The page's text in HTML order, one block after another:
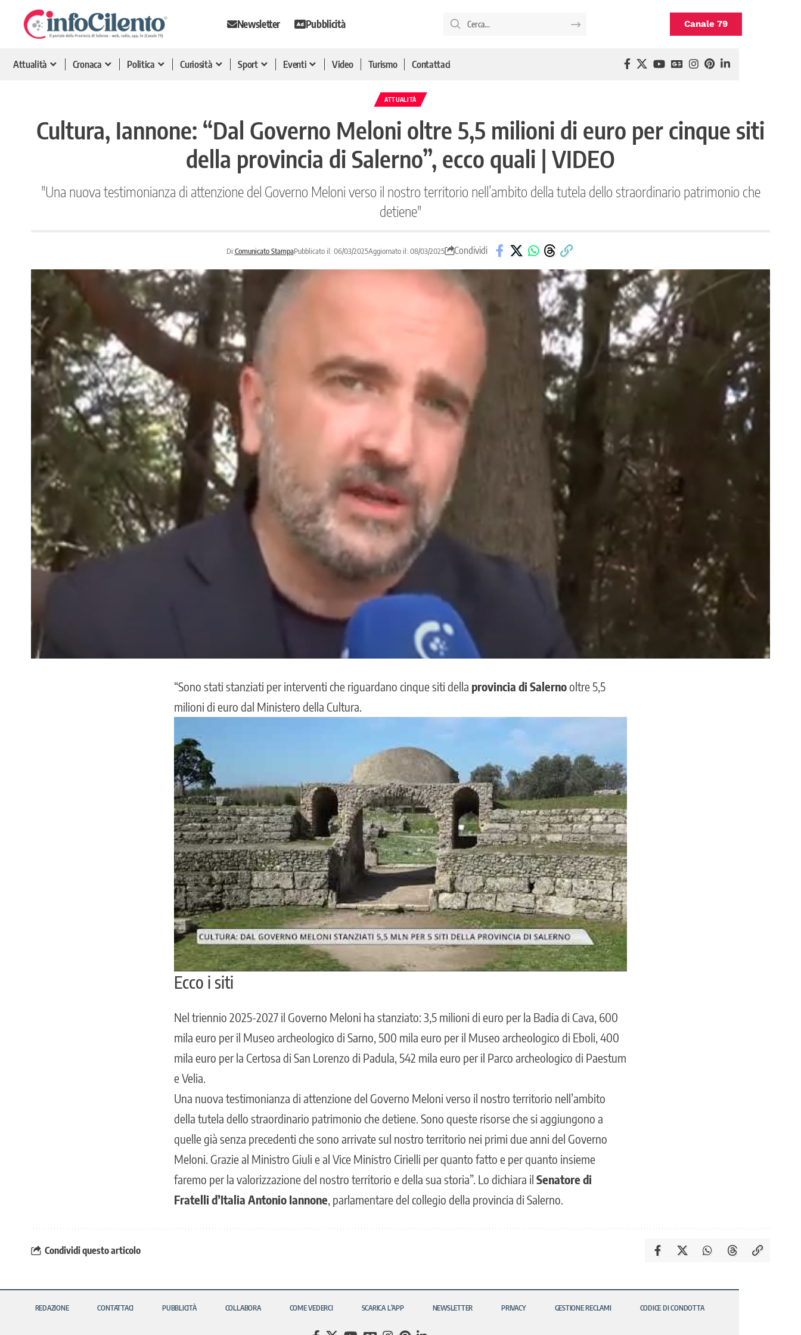
Newsletter Pubblicità Canale 79
Attualità Cronaca Politica Curiosità Sport Eventi Video Turismo Contattaci
ATTUALITÀ
Cultura, Iannone: “Dal Governo Meloni oltre 5,5 milioni di euro per cinque siti
della provincia di Salerno”, ecco quali | VIDEO
"Una nuova testimonianza di attenzione del Governo Meloni verso il nostro territorio nell’ambito della tutela dello straordinario patrimonio che
detiene"
Di:Comunicato StampaPubblicato il: 06/03/2025Aggiornato il: 08/03/2025 Condividi
“Sono stati stanziati per interventi che riguardano cinque siti della provincia di Salernooltre 5,5
milioni di euro dal Ministero della Cultura
Ecco i siti
Nel triennio 2025-2027 il Governo Meloni ha stanziato: 3,5 milioni di euro per la Badia di Cava, 600
mila euro per il Museo archeologico di Sarno, 500 mila euro per il Museo archeologico di Eboli, 400
mila euro per la Certosa di San Lorenzo di Padula, 542 mila euro per il Parco archeologico di Paestum
e Velia.
Una nuova testimonianza di attenzione del Governo Meloni verso il nostro territorio nell’ambito
della tutela dello straordinario patrimonio che detiene. Sono queste risorse che si aggiungono a
quelle già senza precedenti che sono arrivate sul nostro territorio nei primi due anni del Governo
Meloni. Grazie al Ministro Giuli e al Vice Ministro Cirielli per quanto fatto e per quanto insieme
faremo per la valorizzazione del nostro territorio e della sua storia”. Lo dichiara il Senatore di
Fratelli d’Italia Antonio Iannone, parlamentare del collegio della provincia di Salerno.
Condividi questo articolo
REDAZIONE CONTATTACI PUBBLICITÀ COLLABORA COME VEDERCI SCARICA L’APP NEWSLETTER PRIVACY GESTIONE RECLAMI CODICE DI CONDOTTA